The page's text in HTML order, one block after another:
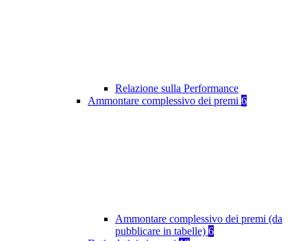
Relazione sulla Performance
Ammontare complessivo dei premi 6
Ammontare complessivo dei premi (da
pubblicare in tabelle) 6